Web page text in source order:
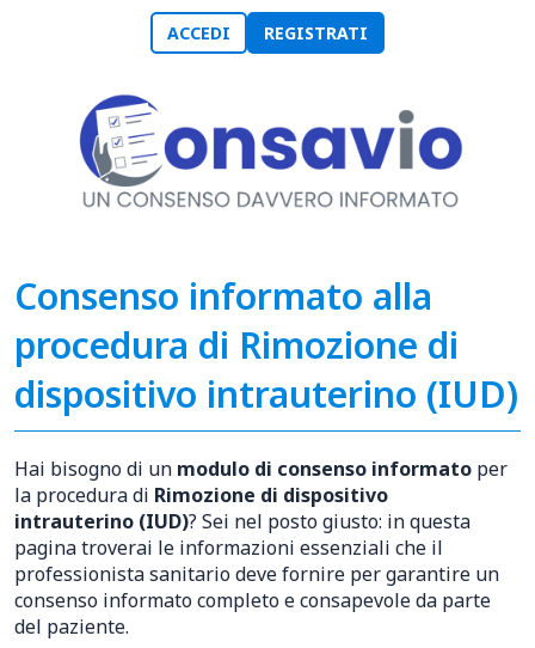
ACCEDI REGISTRATI
Consenso informato alla
procedura di Rimozione di
dispositivo intrauterino (IUD)
Hai bisogno di un modulo di consenso informato per
la procedura di Rimozione di dispositivo
intrauterino (IUD)? Sei nel posto giusto: in questa
pagina troverai le informazioni essenziali che il
professionista sanitario deve fornire per garantire un
consenso informato completo e consapevole da parte
del paziente.